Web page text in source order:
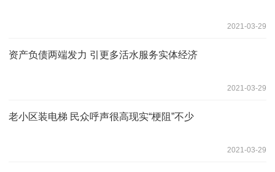
2021-03-29
资产负债两端发力 引更多活水服务实体经济
2021-03-29
老小区装电梯 民众呼声很高现实“梗阻”不少
2021-03-29